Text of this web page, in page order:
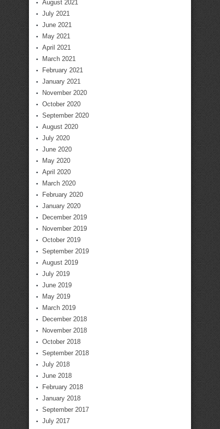
August 2021
July 2021
June 2021
May 2021
April 2021
March 2021
February 2021
January 2021
November 2020
October 2020
September 2020
August 2020
July 2020
June 2020
May 2020
April 2020
March 2020
February 2020
January 2020
December 2019
November 2019
October 2019
September 2019
August 2019
July 2019
June 2019
May 2019
March 2019
December 2018
November 2018
October 2018
September 2018
July 2018
June 2018
February 2018
January 2018
September 2017
July 2017